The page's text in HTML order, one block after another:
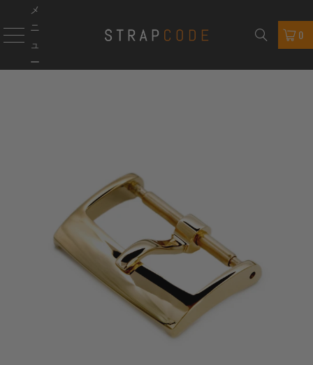
メ
ニ
ュ
ー
0